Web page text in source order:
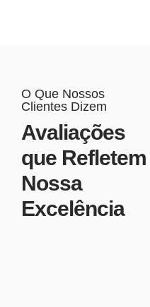
O Que Nossos
Clientes Dizem
Avaliações
que Refletem
Nossa
Excelência